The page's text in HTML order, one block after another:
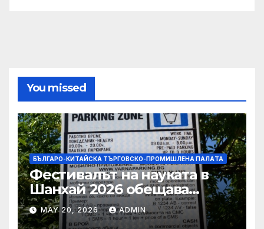
You missed
БЪЛГАРО-КИТАЙСКА ТЪРГОВСКО-ПРОМИШЛЕНА ПАЛAТА
Фестивалът на науката в
Шанхай 2026 обещава
вълнуващи научно-
технологични иновации
MAY 20, 2026 ADMIN